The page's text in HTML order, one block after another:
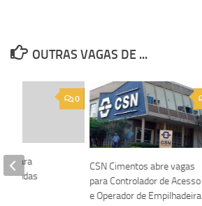
OUTRAS VAGAS DE ...
CSN Cimentos abre vagas
para Controlador de Acesso
e Operador de Empilhadeira
0
para
Vendas